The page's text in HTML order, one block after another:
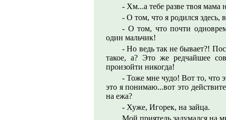
- Хм...а тебе разве твоя мама
- О том, что я родился здесь,
- О том, что почти
один мальчик!
- Но ведь так не бывает?!
такое, а? Это же редчайшее
произойти никогда!
- Тоже мне чудо! Вот то, что
это я понимаю...вот это
на ежа?
- Хуже, Игорек, на зайца.
Мой приятель задумался на